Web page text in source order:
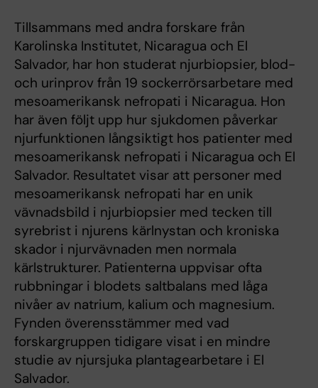
Tillsammans med andra forskare från
Karolinska Institutet, Nicaragua och El
Salvador, har hon studerat njurbiopsier, blod-
och urinprov från 19 sockerrörsarbetare med
mesoamerikansk nefropati i Nicaragua. Hon
har även följt upp hur sjukdomen påverkar
njurfunktionen långsiktigt hos patienter med
mesoamerikansk nefropati i Nicaragua och El
Salvador. Resultatet visar att personer med
mesoamerikansk nefropati har en unik
vävnadsbild i njurbiopsier med tecken till
syrebrist i njurens kärlnystan och kroniska
skador i njurvävnaden men normala
kärlstrukturer. Patienterna uppvisar ofta
rubbningar i blodets saltbalans med låga
nivåer av natrium, kalium och magnesium.
Fynden överensstämmer med vad
forskargruppen tidigare visat i en mindre
studie av njursjuka plantagearbetare i El
Salvador.